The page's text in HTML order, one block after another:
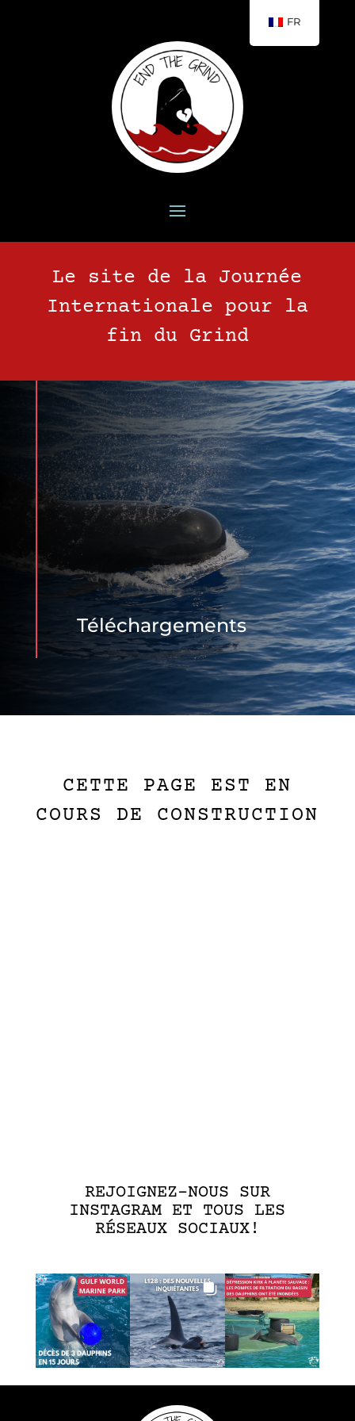
Le site de la Journée
Internationale pour la
fin du Grind
Téléchargements
CETTE PAGE EST EN
COURS DE CONSTRUCTION
REJOIGNEZ-NOUS SUR
INSTAGRAM ET TOUS LES
RÉSEAUX SOCIAUX!
FR